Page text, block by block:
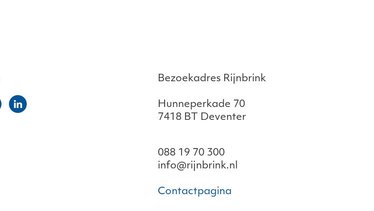
Bezoekadres Rijnbrink
Hunneperkade 70
7418 BT Deventer
088 19 70 300
info@rijnbrink.nl
Contactpagina